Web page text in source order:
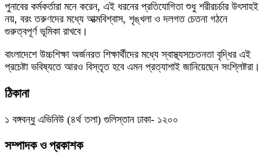
পুনাবের কর্মকর্তারা মনে করেন, এই ধরনের প্রতিযোগিতা শুধু শরীরচর্চার উৎসাহই
নয়, বরং তরুণদের মধ্যে আত্মবিশ্বাস, শৃঙ্খলা ও দলগত চেতনা গঠনে
গুরুত্বপূর্ণ ভূমিকা রাখবে।
বাংলাদেশে উচ্চশিক্ষা অর্জনরত শিক্ষার্থীদের মধ্যে স্বাস্থ্যসচেতনতা বৃদ্ধির এই
প্রচেষ্টা ভবিষ্যতে আরও বিস্তৃত হবে এমন প্রত্যাশাই জানিয়েছেন সংশ্লিষ্টরা।
ঠিকানা
১ বঙ্গবন্ধু এভিনিউ (৪র্থ তলা) গুলিস্তান ঢাকা- ১২০০
সম্পাদক ও প্রকাশক